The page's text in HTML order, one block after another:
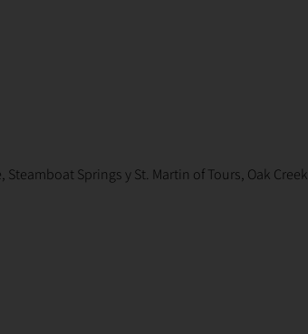
Springs y St. Martin of Tours, Oak Creek